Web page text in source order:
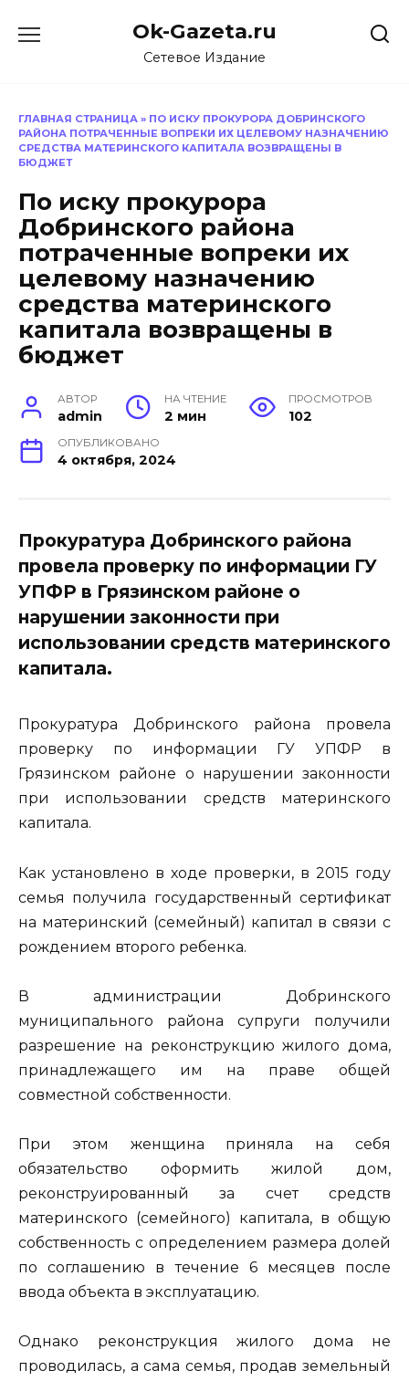
Ok-Gazeta.ru
Сетевое Издание
ГЛАВНАЯ СТРАНИЦА » ПО ИСКУ ПРОКУРОРА ДОБРИНСКОГО
РАЙОНА ПОТРАЧЕННЫЕ ВОПРЕКИ ИХ ЦЕЛЕВОМУ НАЗНАЧЕНИЮ
СРЕДСТВА МАТЕРИНСКОГО КАПИТАЛА ВОЗВРАЩЕНЫ В
БЮДЖЕТ
По иску прокурора
Добринского района
потраченные вопреки их
целевому назначению
средства материнского
капитала возвращены в
бюджет
АВТОР
admin
НА ЧТЕНИЕ
2 мин
ПРОСМОТРОВ
102
ОПУБЛИКОВАНО
4 октября, 2024
Прокуратура Добринского района
провела проверку по информации ГУ
УПФР в Грязинском районе о
нарушении законности при
использовании средств материнского
капитала.
Прокуратура Добринского района провела
проверку по информации ГУ УПФР в
Грязинском районе о нарушении законности
при использовании средств материнского
капитала.
Как установлено в ходе проверки, в 2015 году
семья получила государственный сертификат
на материнский (семейный) капитал в связи с
рождением второго ребенка.
В администрации Добринского
муниципального района супруги получили
разрешение на реконструкцию жилого дома,
принадлежащего им на праве общей
совместной собственности.
При этом женщина приняла на себя
обязательство оформить жилой дом,
реконструированный за счет средств
материнского (семейного) капитала, в общую
собственность с определением размера долей
по соглашению в течение 6 месяцев после
ввода объекта в эксплуатацию.
Однако реконструкция жилого дома не
проводилась, а сама семья, продав земельный